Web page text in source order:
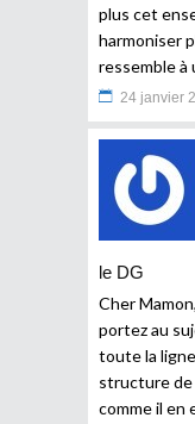
plus cet
harmoniser
ressemble à
24 janvier
le DG
Cher
portez au
toute la
structure de
comme il en